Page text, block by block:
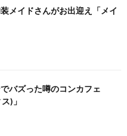
メイドさんがお出迎え「メイ
バズった噂のコンカフェ
)」